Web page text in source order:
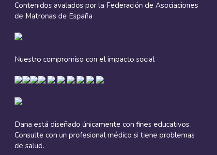
Contenidos avalados por la Federación de Asociaciones
de Matronas de España
Nuestro compromiso con el impacto social
Dana está diseñado únicamente con fines educativos.
Consulte con un profesional médico si tiene problemas
de salud.